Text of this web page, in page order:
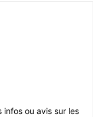
infos ou avis sur les